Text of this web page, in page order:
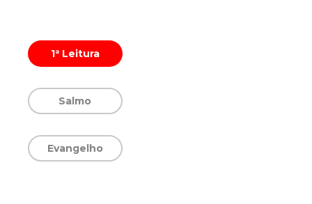
1ª Leitura
Salmo
Evangelho